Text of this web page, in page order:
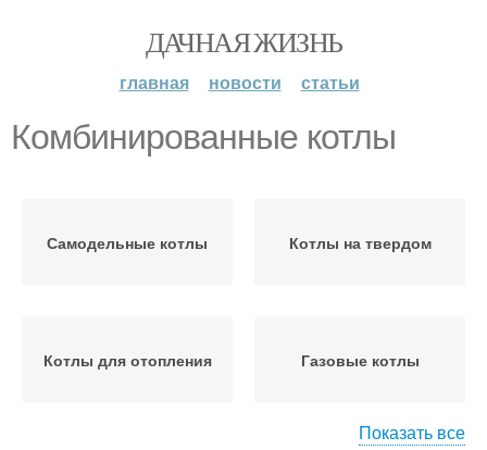
ДАЧНАЯ ЖИЗНЬ
главная новости статьи
Комбинированные котлы
Самодельные котлы Котлы на твердом
Котлы для отопления Газовые котлы
Показать все